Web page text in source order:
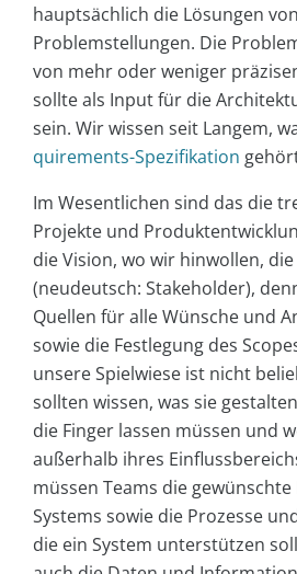
hauptsächlich die Lösungen von
Problemstellungen. Die
von mehr oder weniger
sollte als Input für die
sein. Wir wissen seit Langem,
quirements-Spezifikation
Im Wesentlichen sind das die
Projekte und
die Vision, wo wir hinwollen,
(neudeutsch: Stakeholder),
Quellen für alle Wünsche und
sowie die Festlegung des
unsere Spielwiese ist nicht
sollten wissen, was sie
die Finger lassen müssen und
außerhalb ihres
müssen Teams die
Systems sowie die Prozesse
die ein System unterstützen